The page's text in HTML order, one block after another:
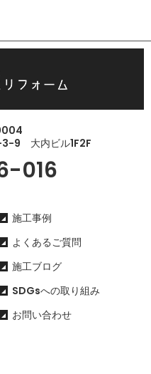
3-9 大内ビル1F2F
016
施工事例
よくあるご質問
施工ブログ
SDGsへの取り組み
お問い合わせ